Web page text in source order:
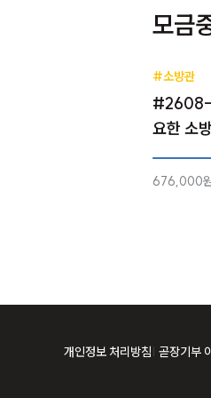
모금
#소방관
#2608-
요한 소
676,000
개인정보 처리방침 곧장기부